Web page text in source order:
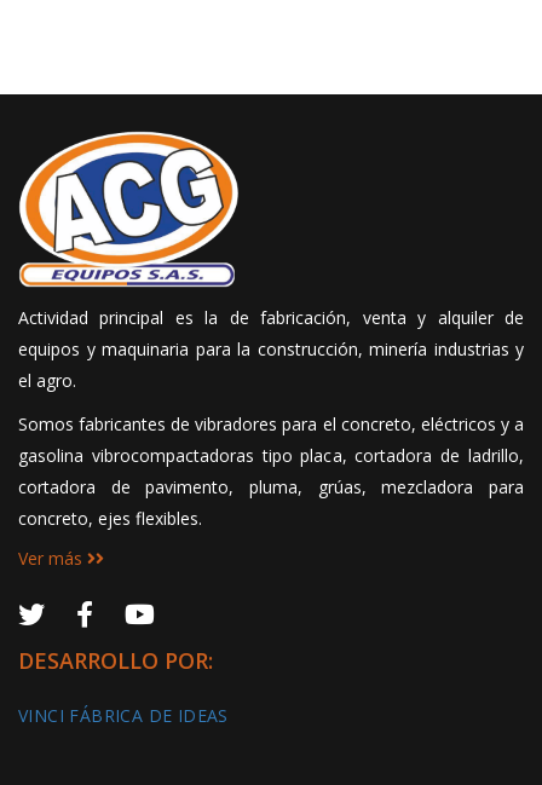
Actividad principal es la de fabricación, venta y alquiler de
equipos y maquinaria para la construcción, minería industrias y
el agro.
Somos fabricantes de vibradores para el concreto, eléctricos y a
gasolina vibrocompactadoras tipo placa, cortadora de ladrillo,
cortadora de pavimento, pluma, grúas, mezcladora para
concreto, ejes flexibles.
Ver más
DESARROLLO POR:
VINCI FÁBRICA DE IDEAS